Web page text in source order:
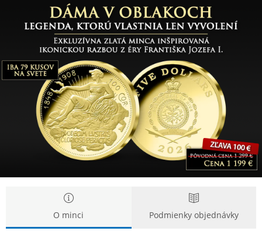
legenda
v
oblakoch
legenda
v
oblakoch
O minci Podmienky objednávky